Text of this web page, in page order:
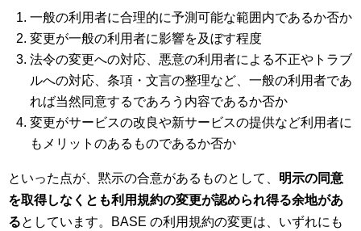
一般の利用者に合理的に予測可能な範囲内であるか否か
変更が一般の利用者に影響を及ぼす程度
法令の変更への対応、悪意の利用者による不正やトラブ
ルへの対応、条項・文言の整理など、一般の利用者であ
れば当然同意するであろう内容であるか否か
変更がサービスの改良や新サービスの提供など利用者に
もメリットのあるものであるか否か
といった点が、黙示の合意があるものとして、 明示の同意
を取得しなくとも利用規約の変更が認められ得る余地があ
るとしています。BASE の利用規約の変更は、いずれにも